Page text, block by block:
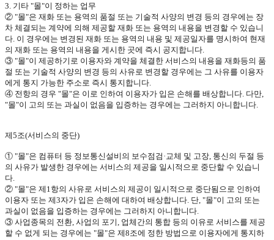
3. 기타 "몰"이 정하는 업무
② "몰"은 재화 또는 용역의 품절 또는 기술적 사양의 변경 등의 경우에는 장
차 체결되는 계약에 의해 제공할 재화 또는 용역의 내용을 변경할 수 있습니
다 이 경우에는 변경된 재화 또는 용역의 내용 및 제공일자를 명시하여 현재
의 재화 또는 용역의 내용을 게시한 곳에 즉시 공지합니다
③ "몰"이 제공하기로 이용자와 계약을 체결한 서비스의 내용을 재화등의 품
절 또는 기술적 사양의 변경 등의 사유로 변경할 경우에는 그 사유를 이용자
에게 통지 가능한 주소로 즉시 통지합니다
④ 전항의 경우 "몰"은 이로 인하여 이용자가 입은 손해를 배상합니다 다만
"몰"이 고의 또는 과실이 없음을 입증하는 경우에는 그러하지 아니합니다
제5조(서비스의 중단)
① "몰"은 컴퓨터 등 정보통신설비의 보수점검·교체 및 고장 통신의 두절 등
의 사유가 발생한 경우에는 서비스의 제공을 일시적으로 중단할 수 있습니
다
② "몰"은 제 1 항의 사유로 서비스의 제공이 일시적으로 중단됨으로 인하여
이용자 또는 제3자가 입은 손해에 대하여 배상합니다 단 , "몰"이 고의 또는
과실이 없음을 입증하는 경우에는 그러하지 아니합니다
③ 사업종목의 전환 사업의 포기 업체간의 통합 등의 이유로 서비스를 제공
할 수 없게 되는 경우에는 "몰"은 제8조에 정한 방법으로 이용자에게 통지하